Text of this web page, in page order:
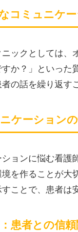
コミュニケ
ックとしては、
すか？」といった
の話を繰り返す
ケーション
ョンに悩む看護
境を作ることが大
ことで、患者は
患者との信